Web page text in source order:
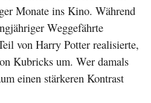
Monate ins Kino. Während
Weggefährte
von Harry Potter realisierte,
Kubricks um. Wer damals
einen stärkeren Kontrast